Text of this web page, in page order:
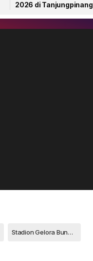
2026 di Tanjungpinang
Stadion Gelora Bung Tomo